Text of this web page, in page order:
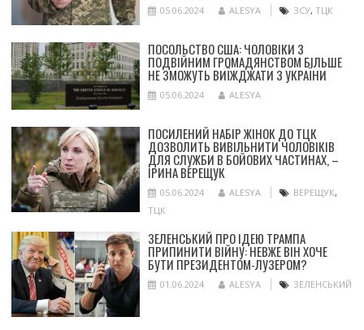
05.06.2024 ALESYA ЗСУ, ТЦК
ПОСОЛЬСТВО США: ЧОЛОВІКИ З
ПОДВІЙНИМ ГРОМАДЯНСТВОМ БІЛЬШЕ
НЕ ЗМОЖУТЬ ВИЇЖДЖАТИ З УКРАЇНИ
05.06.2024 ALESYA
ПОСИЛЕНИЙ НАБІР ЖІНОК ДО ТЦК
ДОЗВОЛИТЬ ВИВІЛЬНИТИ ЧОЛОВІКІВ
ДЛЯ СЛУЖБИ В БОЙОВИХ ЧАСТИНАХ, –
ІРИНА ВЕРЕЩУК
05.06.2024 ALESYA ВЕРЕЩУК,
ТЦК
ЗЕЛЕНСЬКИЙ ПРО ІДЕЮ ТРАМПА
ПРИПИНИТИ ВІЙНУ: НЕВЖЕ ВІН ХОЧЕ
БУТИ ПРЕЗИДЕНТОМ-ЛУЗЕРОМ?
01.06.2024 ALESYA ЗЕЛЕНСЬКИЙ